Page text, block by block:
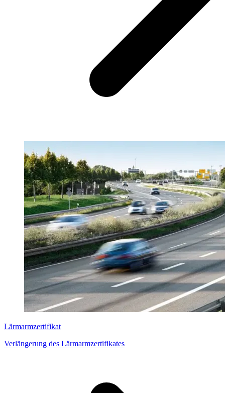
Lärmarmzertifikat
Verlängerung des Lärmarmzertifikates